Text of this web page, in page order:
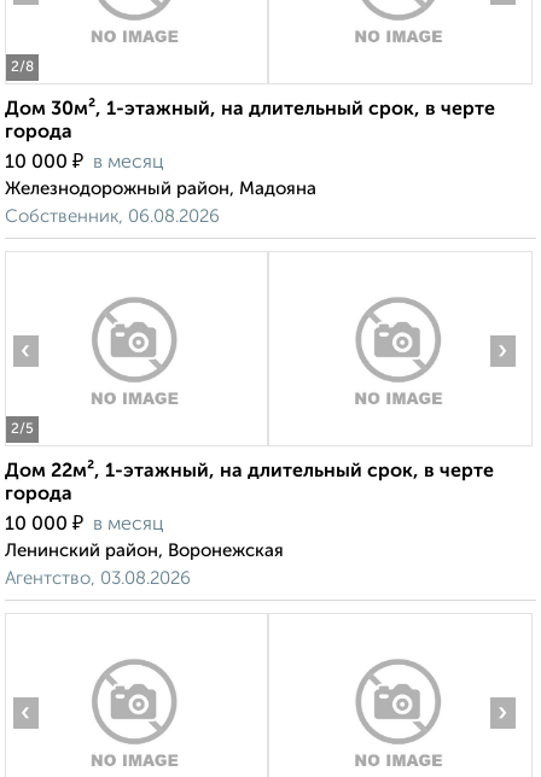
2/8
Дом 30м², 1-этажный, на длительный срок, в черте
города
10 000 ₽ в месяц
Железнодорожный район, Мадояна
Собственник, 06.08.2026
2/5
‹ ›
Дом 22м², 1-этажный, на длительный срок, в черте
города
10 000 ₽ в месяц
Ленинский район, Воронежская
Агентство, 03.08.2026
‹ ›